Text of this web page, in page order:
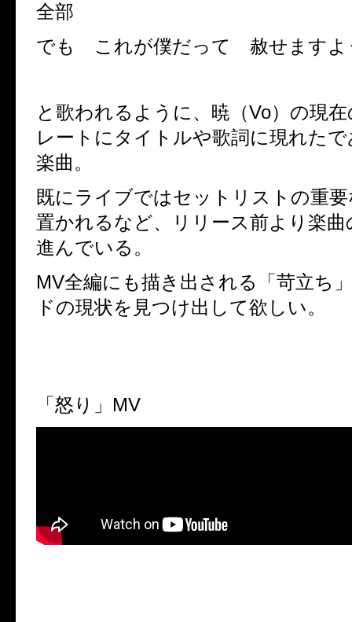
全部
でも これが僕だって 赦せますよ
と歌われるように、暁（Vo）の現
レートにタイトルや歌詞に現れた
楽曲。
既にライブではセットリストの重
置かれるなど、リリース前より楽曲
進んでいる。
MV全編にも描き出される「苛立ち
ドの現状を見つけ出して欲しい。
「怒り」MV